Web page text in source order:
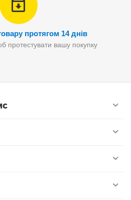
протягом 14 днів
протестувати вашу покупку